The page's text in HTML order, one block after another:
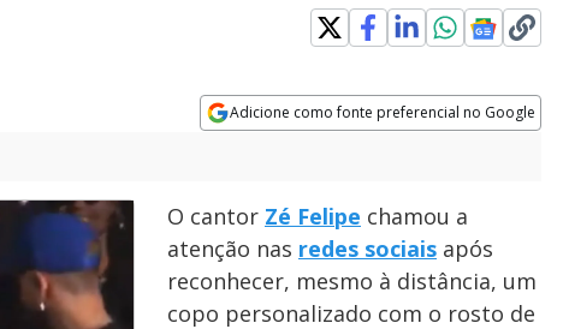
Adicione como fonte preferencial no Google
O cantor Zé Felipe chamou a
atenção nas redes sociais após
reconhecer, mesmo à distância, um
copo personalizado com o rosto de